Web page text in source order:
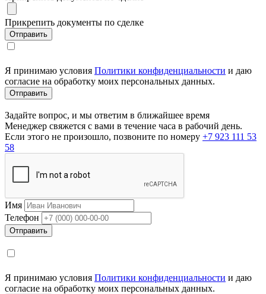
Прикрепить документы по сделке
Я принимаю условия Политики конфиденциальности и даю
согласие на обработку моих персональных данных.
Задайте вопрос, и мы ответим в ближайшее время
Менеджер свяжется с вами в течение часа в рабочий день.
Если этого не произошло, позвоните по номеру +7 923 111 53
58
Имя
Телефон
Я принимаю условия Политики конфиденциальности и даю
согласие на обработку моих персональных данных.